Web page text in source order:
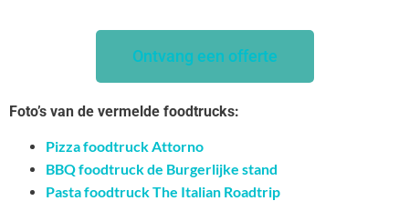
Ontvang een offerte
Foto’s van de vermelde foodtrucks:
Pizza foodtruck Attorno
BBQ foodtruck de Burgerlijke stand
Pasta foodtruck The Italian Roadtrip